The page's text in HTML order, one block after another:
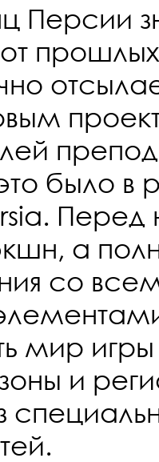
Персии
от
было в
а
со
мир
и